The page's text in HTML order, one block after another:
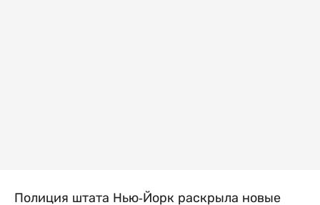
Полиция штата Нью-Йорк раскрыла новые